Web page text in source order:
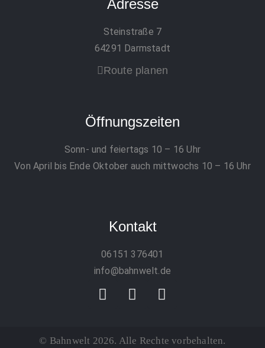
Adresse
Steinstraße 7
64291 Darmstadt
Route planen
Öffnungszeiten
Sonn- und feiertags 10 – 16 Uhr
Von April bis Ende Oktober auch mittwochs 10 – 16 Uhr
Kontakt
06151 376401
info@bahnwelt.de
© Bahnwelt 2026. Alle Rechte vorbehalten.